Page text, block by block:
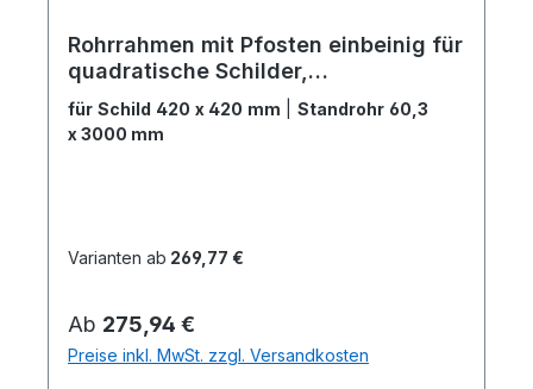
Rohrrahmen mit Pfosten einbeinig für
quadratische Schilder,
Verkehrszeichen
für Schild 420 x 420 mm
Standrohr 60,3
x 3000 mm
Varianten ab 269,77 €
Regulärer Preis:
Ab 275,94 €
Preise inkl. MwSt. zzgl. Versandkosten